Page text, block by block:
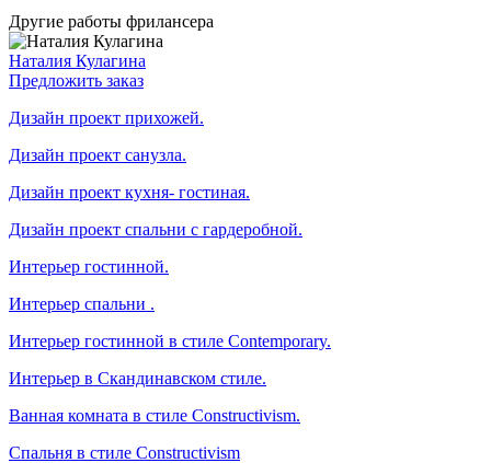
Другие работы фрилансера
Наталия Кулагина
Предложить заказ
Дизайн проект прихожей.
Дизайн проект санузла.
Дизайн проект кухня- гостиная.
Дизайн проект спальни с гардеробной.
Интерьер гостинной.
Интерьер спальни .
Интерьер гостинной в стиле Contemporary.
Интерьер в Скандинавском стиле.
Ванная комната в стиле Constructivism.
Спальня в стиле Constructivism